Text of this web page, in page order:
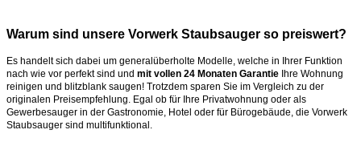
Warum sind unsere Vorwerk Staubsauger so preiswert?
Es handelt sich dabei um generalüberholte Modelle, welche in Ihrer Funktion
nach wie vor perfekt sind und mit vollen 24 Monaten Garantie Ihre Wohnung
reinigen und blitzblank saugen! Trotzdem sparen Sie im Vergleich zu der
originalen Preisempfehlung. Egal ob für Ihre Privatwohnung oder als
Gewerbesauger in der Gastronomie, Hotel oder für Bürogebäude, die Vorwerk
Staubsauger sind multifunktional.